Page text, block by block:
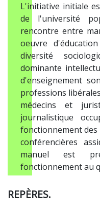
L'initiative initiale
de l'université
rencontre entre
oeuvre
diversité
dominante
d'enseignement
professions
médecins et
journalistique
fonctionnement des
conférencières
manuel est
fonctionnement au
REPÈRES.